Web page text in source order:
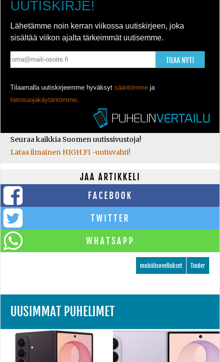
UUTISKIRJE!
Lähetämme noin kerran viikossa uutiskirjeen, joka
sisältää viikon ajalta tärkeimmät uutisemme.
TILAA NYT!
Tilaamalla uutiskirjeemme hyväksyt sääntömme ja
tietosuojakäytäntömme
Seuraa kaikkia Suomen uutissivustoja!
Lataa ilmainen HIGH.FI -uutisvahti!
JAA ARTIKKELI
FACEBOOK
TWITTER
WHATSAPP
Tinder
mobiilisovellukset
UUSIMMAT PUHELIMET